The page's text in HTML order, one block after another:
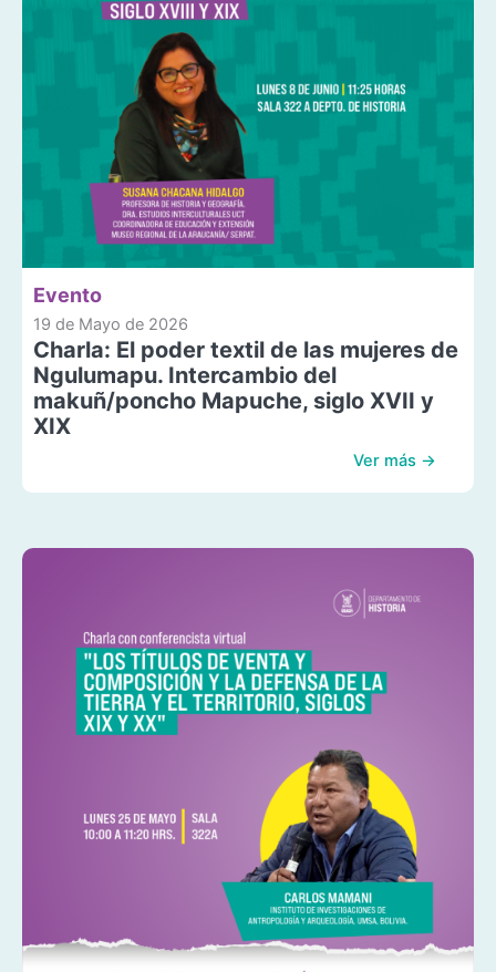
Evento
19 de Mayo de 2026
Charla: El poder textil de las mujeres de
Ngulumapu. Intercambio del
makuñ/poncho Mapuche, siglo XVII y
XIX
Ver más →